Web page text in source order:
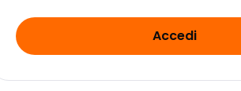
Accedi